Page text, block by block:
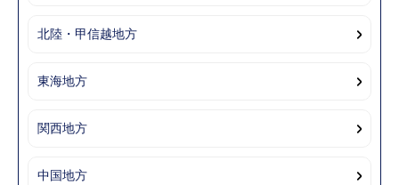
北陸・甲信越地方
東海地方
関西地方
中国地方